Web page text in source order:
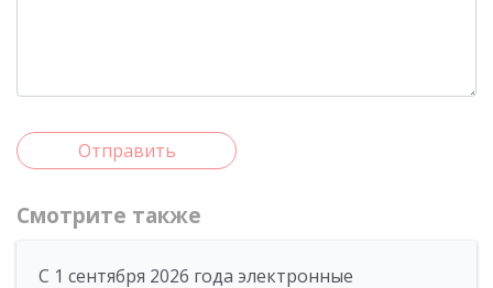
Отправить
Смотрите также
С 1 сентября 2026 года электронные